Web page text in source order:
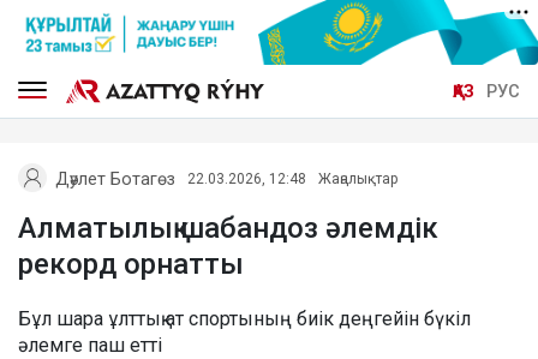
ҚАЗ РУС
Дәулет Ботагөз 22.03.2026, 12:48 Жаңалықтар
Алматылық шабандоз әлемдік
рекорд орнатты
Бұл шара ұлттық ат спортының биік деңгейін бүкіл
әлемге паш етті